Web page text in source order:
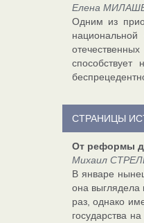
Елена
Одним из
СТРАНИЦЫ
От реформы
Михаил
В январе
она выглядела
раз, однако
государства